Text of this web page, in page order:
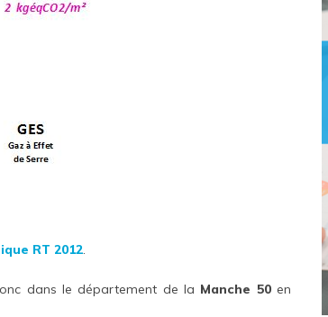
RT 2012.
dans le département de la Manche 50 en